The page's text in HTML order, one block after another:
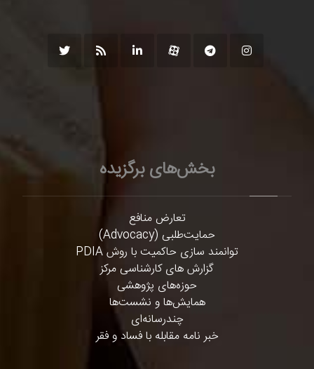
بخش‌های برگزیده
تعارض منافع
حمایت‌طلبی (Advocacy)
توانمند سازی حاکمیت با روش PDIA
گزارش های کارشناسی مرکز
حوزه‌های پژوهشی
همایش‌ها و نشست‌ها
چندرسانه‌ای
خبر نامه مقابله با فساد و فقر